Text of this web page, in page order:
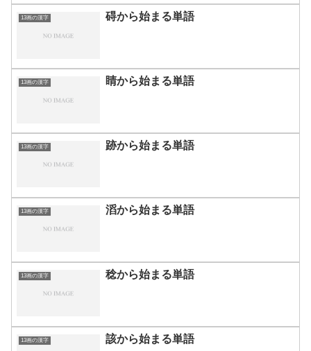
13画の漢字 碍から始まる単語
13画の漢字 睛から始まる単語
13画の漢字 跡から始まる単語
13画の漢字 滔から始まる単語
13画の漢字 稔から始まる単語
13画の漢字 該から始まる単語